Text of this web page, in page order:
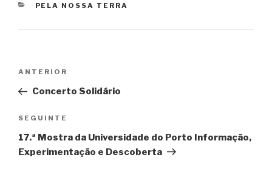
CATEGORIAS
PELA NOSSA TERRA
artigos
Conteúdo
anterior
ANTERIOR
Concerto Solidário
Conteúdo
seguinte
SEGUINTE
17.ª Mostra da Universidade do Porto Informação,
Experimentação e Descoberta